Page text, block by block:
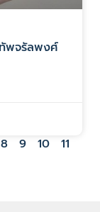
พจรัลพงศ์
8 9 10
11